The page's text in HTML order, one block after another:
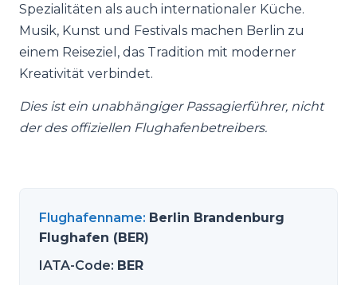
Spezialitäten als auch internationaler Küche.
Musik, Kunst und Festivals machen Berlin zu
einem Reiseziel, das Tradition mit moderner
Kreativität verbindet.
Dies ist ein unabhängiger Passagierführer, nicht
der des offiziellen Flughafenbetreibers.
Flughafenname: Berlin Brandenburg
Flughafen (BER)
IATA-Code: BER